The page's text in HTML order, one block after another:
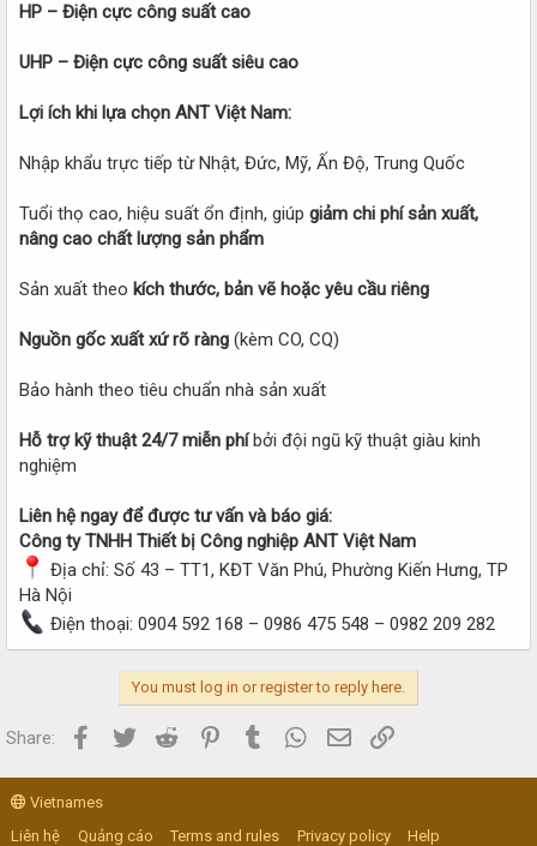
HP – Điện cực công suất cao
UHP – Điện cực công suất siêu cao
Lợi ích khi lựa chọn ANT Việt Nam:
Nhập khẩu trực tiếp từ Nhật, Đức, Mỹ, Ấn Độ, Trung Quốc
Tuổi thọ cao, hiệu suất ổn định, giúp giảm chi phí sản xuất,
nâng cao chất lượng sản phẩm
Sản xuất theo kích thước, bản vẽ hoặc yêu cầu riêng
Nguồn gốc xuất xứ rõ ràng (kèm CO, CQ)
Bảo hành theo tiêu chuẩn nhà sản xuất
Hỗ trợ kỹ thuật 24/7 miễn phíbởi đội ngũ kỹ thuật giàu kinh
nghiệm
Liên hệ ngay để được tư vấn và báo giá:
Công ty TNHH Thiết bị Công nghiệp ANT Việt Nam
Địa chỉ: Số 43 – TT1, KĐT Văn Phú, Phường Kiến Hưng, TP
Hà Nội
Điện thoại: 0904 592 168 – 0986 475 548 – 0982 209 282
You must log in or register to reply here.
Share: Facebook
Twitter Reddit PinterestTumblr WhatsApp
Email
Vietnames
Liên hệ
Quảng cáo Terms and rules Privacy policy
Help